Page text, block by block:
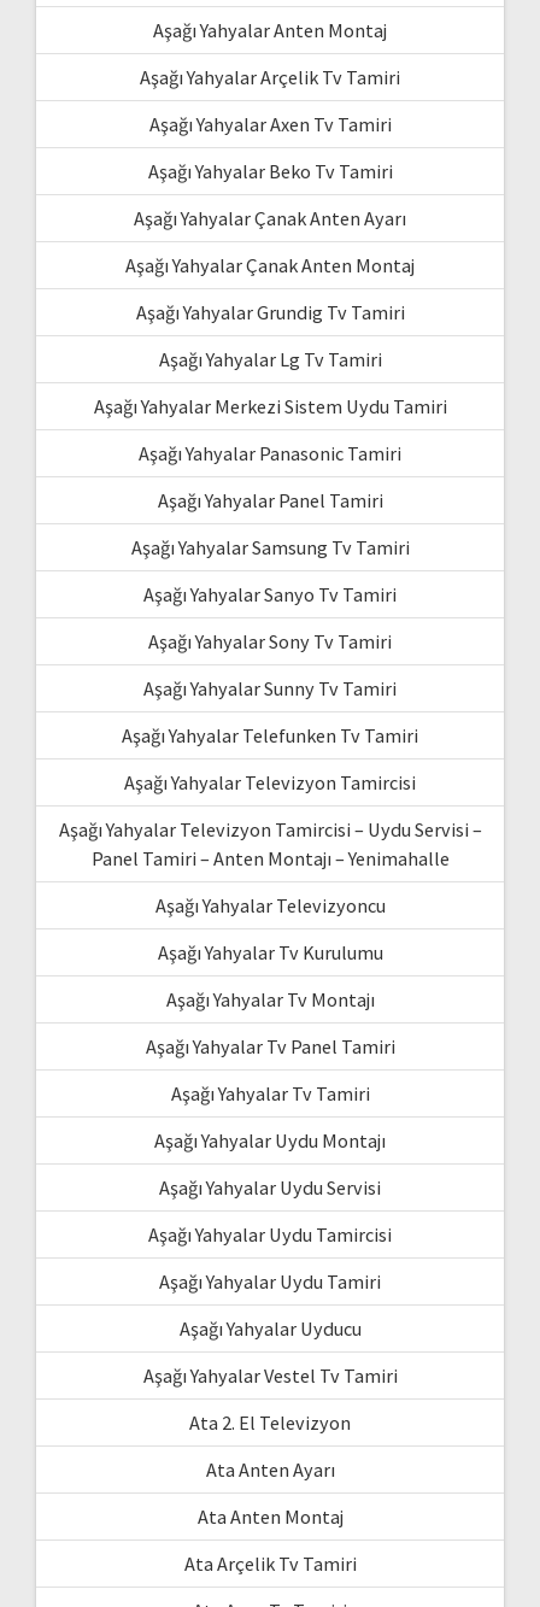
Aşağı Yahyalar Anten Montaj
Aşağı Yahyalar Arçelik Tv Tamiri
Aşağı Yahyalar Axen Tv Tamiri
Aşağı Yahyalar Beko Tv Tamiri
Aşağı Yahyalar Çanak Anten Ayarı
Aşağı Yahyalar Çanak Anten Montaj
Aşağı Yahyalar Grundig Tv Tamiri
Aşağı Yahyalar Lg Tv Tamiri
Aşağı Yahyalar Merkezi Sistem Uydu Tamiri
Aşağı Yahyalar Panasonic Tamiri
Aşağı Yahyalar Panel Tamiri
Aşağı Yahyalar Samsung Tv Tamiri
Aşağı Yahyalar Sanyo Tv Tamiri
Aşağı Yahyalar Sony Tv Tamiri
Aşağı Yahyalar Sunny Tv Tamiri
Aşağı Yahyalar Telefunken Tv Tamiri
Aşağı Yahyalar Televizyon Tamircisi
Aşağı Yahyalar Televizyon Tamircisi – Uydu Servisi –
Panel Tamiri – Anten Montajı – Yenimahalle
Aşağı Yahyalar Televizyoncu
Aşağı Yahyalar Tv Kurulumu
Aşağı Yahyalar Tv Montajı
Aşağı Yahyalar Tv Panel Tamiri
Aşağı Yahyalar Tv Tamiri
Aşağı Yahyalar Uydu Montajı
Aşağı Yahyalar Uydu Servisi
Aşağı Yahyalar Uydu Tamircisi
Aşağı Yahyalar Uydu Tamiri
Aşağı Yahyalar Uyducu
Aşağı Yahyalar Vestel Tv Tamiri
Ata 2. El Televizyon
Ata Anten Ayarı
Ata Anten Montaj
Ata Arçelik Tv Tamiri